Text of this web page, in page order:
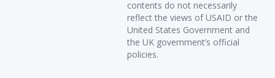
contents do not necessarily
reflect the views of USAID or the
United States Government and
the UK government’s official
policies.